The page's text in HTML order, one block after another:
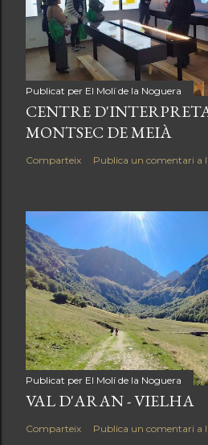
Publicat per El Molí de la Noguera
CENTRE
MONTSEC DE MEIÀ
Comparteix Publica un comentari a
Publicat per El Molí de la Noguera
VAL D'ARAN - VIELHA
Comparteix Publica un comentari a